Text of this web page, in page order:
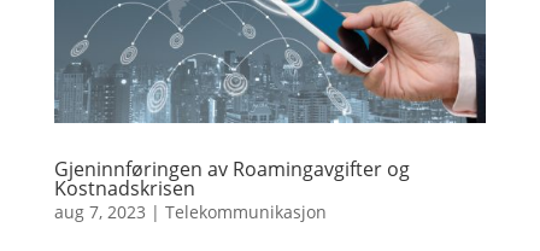
Gjeninnføringen av Roamingavgifter og
Kostnadskrisen
aug 7, 2023 | Telekommunikasjon